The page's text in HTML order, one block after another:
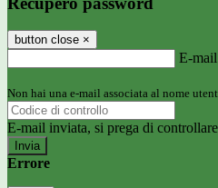
button close ×
E-mail
Non hai una e-mail associata al nome
E-mail inviata, si prega di
Errore